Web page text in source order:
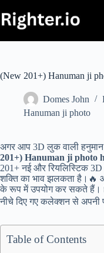
to
content
(New 201+) Hanuman ji
Domes John
Hanuman ji photo
अगर आप 3D लुक वाली हनुमान
201+) Hanuman ji photo
201+ नई और रियलिस्टिक
शक्ति का भाव झलकता है।🔥
के रूप में उपयोग कर सकते
नीचे दिए गए कलेक्शन से अपनी
Table of Contents